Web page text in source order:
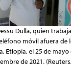
Dulla, quien
móvil afuera de
Etiopía, el 25 de mayo
de 2021.